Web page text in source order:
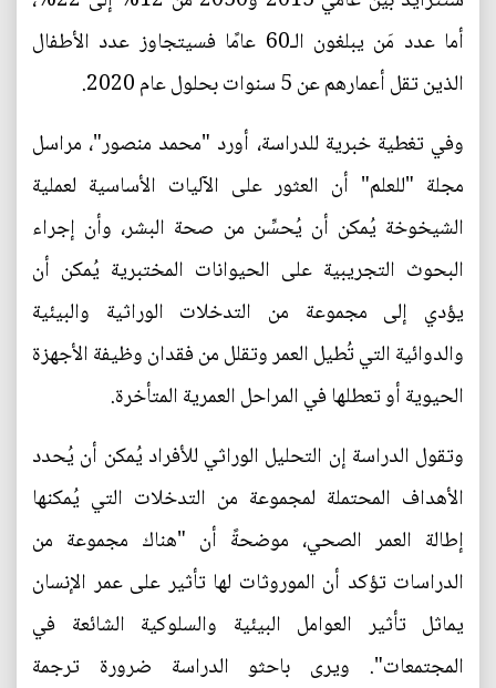
أما عدد مَن يبلغون الـ60 عامًا فسيتجاوز عدد الأطفال
الذين تقل أعمارهم عن 5 سنوات بحلول عام 2020.
وفي تغطية خبرية للدراسة، أورد "محمد منصور"، مراسل
مجلة "للعلم" أن العثور على الآليات الأساسية لعملية
الشيخوخة يُمكن أن يُحسِّن من صحة البشر، وأن إجراء
البحوث التجريبية على الحيوانات المختبرية يُمكن أن
يؤدي إلى مجموعة من التدخلات الوراثية والبيئية
والدوائية التي تُطيل العمر وتقلل من فقدان وظيفة الأجهزة
الحيوية أو تعطلها في المراحل العمرية المتأخرة.
وتقول الدراسة إن التحليل الوراثي للأفراد يُمكن أن يُحدد
الأهداف المحتملة لمجموعة من التدخلات التي يُمكنها
إطالة العمر الصحي، موضحةً أن "هناك مجموعة من
الدراسات تؤكد أن الموروثات لها تأثير على عمر الإنسان
يماثل تأثير العوامل البيئية والسلوكية الشائعة في
المجتمعات". ويرى باحثو الدراسة ضرورة ترجمة